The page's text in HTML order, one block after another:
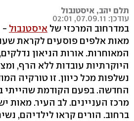
תלם יהב, איסטנבול
עודכן: 07.09.11, 02:01
במדרחוב המרכזי של איסטנבול -
מאות אלפים פוסעים לקראת
המאוחרות. אורות הניאון
היוקרתיות עובדות ללא הרף,
נשלפות מכל כיוון. זו טורקיה
החדשה. בפעם הקודמת שהייתי
מרכז העניינים. לב העיר. מאות
ברחוב. הורים קראו לילדיהם,